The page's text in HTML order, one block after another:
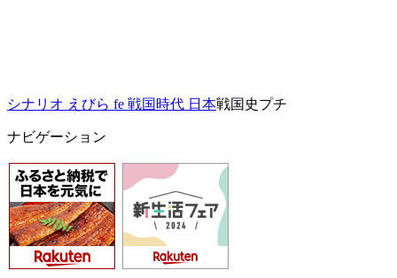
シナリオ えびら fe 戦国時代 日本戦国史プチ
ナビゲーション